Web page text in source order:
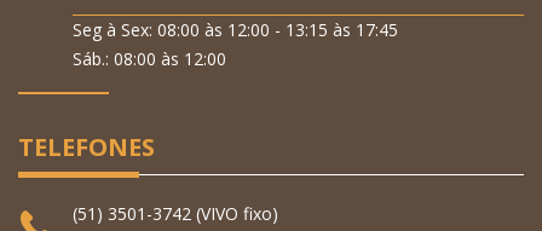
Seg à Sex: 08:00 às 12:00 - 13:15 às 17:45
Sáb.: 08:00 às 12:00
TELEFONES
(51) 3501-3742 (VIVO fixo)